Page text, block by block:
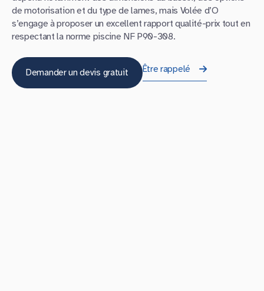
de motorisation et du type de lames, mais Volée d’O
s’engage à proposer un excellent rapport qualité-prix tout en
respectant la norme piscine NF P90-308.
Demander un devis gratuit Être rappelé